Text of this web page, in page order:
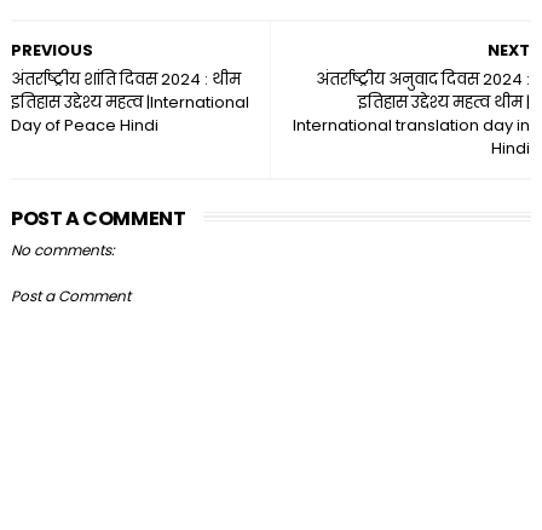
NEXT
अंतर्राष्ट्रीय अनुवाद दिवस 2024 :
इतिहास उद्देश्य महत्व थीम |
International translation day in
Hindi
PREVIOUS
अंतर्राष्ट्रीय शांति दिवस 2024 : थीम
इतिहास उद्देश्य महत्व |International
Day of Peace Hindi
POST A COMMENT
No comments:
Post a Comment